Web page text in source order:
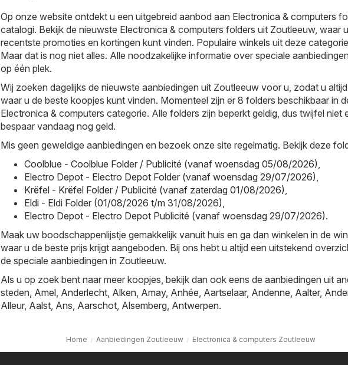
Op onze website ontdekt u een uitgebreid aanbod aan Electronica & computers
catalogi. Bekijk de nieuwste Electronica & computers folders uit Zoutleeuw, waar
recentste promoties en kortingen kunt vinden. Populaire winkels uit deze
Maar dat is nog niet alles. Alle noodzakelijke informatie over speciale
op één plek.
Wij zoeken dagelijks de nieuwste aanbiedingen uit Zoutleeuw voor u, zodat u
waar u de beste koopjes kunt vinden. Momenteel zijn er 8 folders beschikbaar in
Electronica & computers categorie. Alle folders zijn beperkt geldig, dus twijfel niet
bespaar vandaag nog geld.
Mis geen geweldige aanbiedingen en bezoek onze site regelmatig. Bekijk deze
Coolblue - Coolblue Folder / Publicité (vanaf woensdag 05/08/2026),
Electro Depot - Electro Depot Folder (vanaf woensdag 29/07/2026),
Krëfel - Krëfel Folder / Publicité (vanaf zaterdag 01/08/2026),
Eldi - Eldi Folder (01/08/2026 t/m 31/08/2026),
Electro Depot - Electro Depot Publicité (vanaf woensdag 29/07/2026).
Maak uw boodschappenlijstje gemakkelijk vanuit huis en ga dan winkelen in de
waar u de beste prijs krijgt aangeboden. Bij ons hebt u altijd een uitstekend
de speciale aanbiedingen in Zoutleeuw.
Als u op zoek bent naar meer koopjes, bekijk dan ook eens de aanbiedingen uit
steden, Amel, Anderlecht, Alken, Amay, Anhée, Aartselaar, Andenne, Aalter,
Alleur, Aalst, Ans, Aarschot, Alsemberg, Antwerpen.
Home Aanbiedingen Zoutleeuw Electronica & computers Zoutleeuw